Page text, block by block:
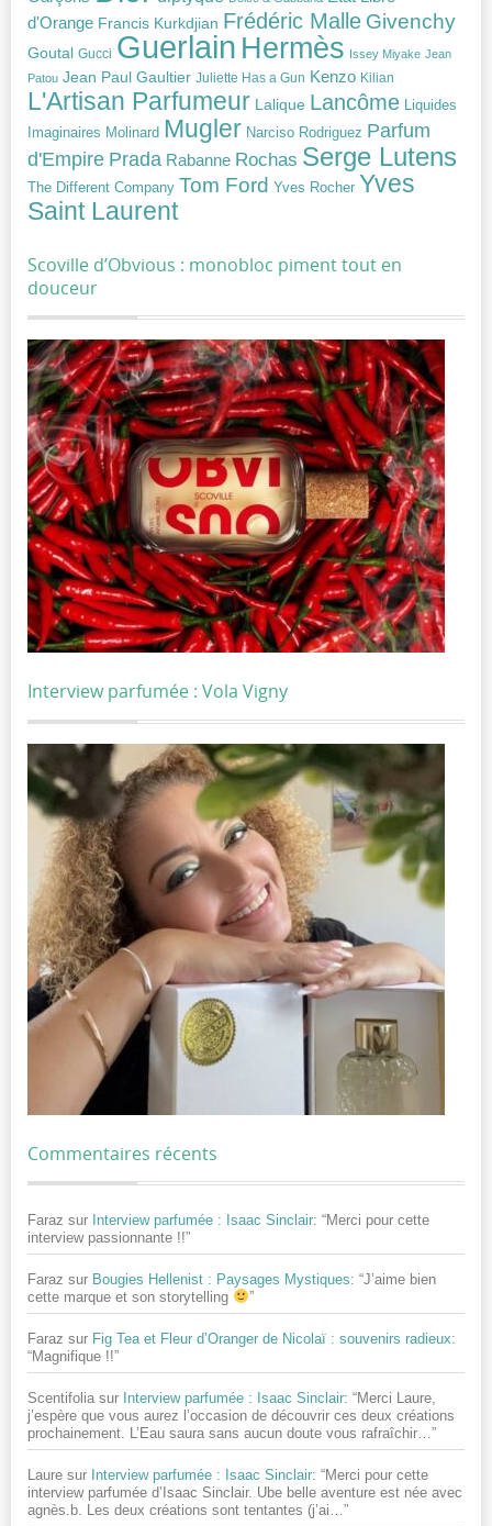
d'Orange Francis Kurkdjian Frédéric Malle Givenchy
Goutal Gucci Guerlain Hermès Issey Miyake Jean
Patou Jean Paul Gaultier Juliette Has a Gun Kenzo Kilian
L'Artisan Parfumeur Lalique Lancôme
Liquides
Imaginaires Molinard Mugler Narciso Rodriguez Parfum
d'Empire Prada Rabanne Rochas Serge Lutens
The Different Company Tom Ford Yves Rocher Yves
Saint Laurent
Scoville d’Obvious : monobloc piment tout en
douceur
Interview parfumée : Vola Vigny
Commentaires récents
Faraz sur Interview parfumée : Isaac Sinclair: “Merci pour cette
interview passionnante !!”
Faraz sur Bougies Hellenist : Paysages Mystiques: “J’aime bien
cette marque et son storytelling
”
Faraz sur Fig Tea et Fleur d’Oranger de Nicolaï : souvenirs radieux:
“Magnifique !!”
Scentifolia sur Interview parfumée : Isaac Sinclair: “Merci Laure,
j’espère que vous aurez l’occasion de découvrir ces deux créations
prochainement. L’Eau saura sans aucun doute vous rafraîchir…”
Laure sur Interview parfumée : Isaac Sinclair: “Merci pour cette
interview parfumée d’Isaac Sinclair. Ube belle aventure est née avec
agnès.b. Les deux créations sont tentantes (j’ai…”